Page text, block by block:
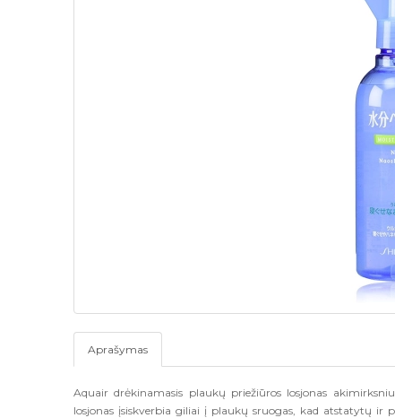
Aprašymas
Aquair drėkinamasis plaukų priežiūros losjonas
losjonas įsiskverbia giliai į plaukų sruogas, kad atstatytų ir